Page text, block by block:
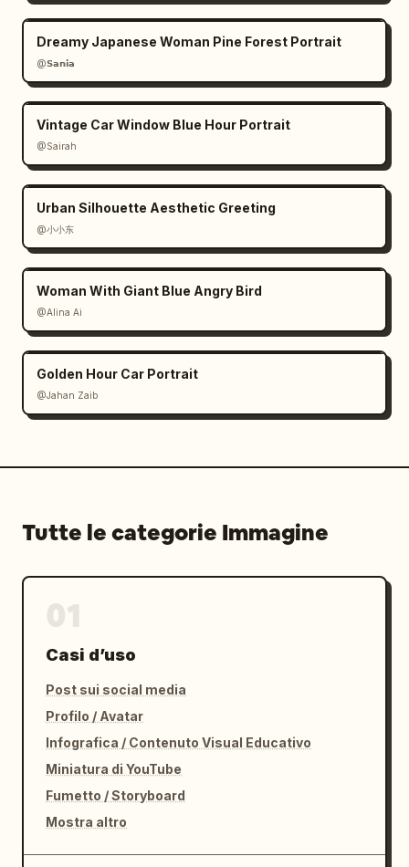
Dreamy Japanese Woman Pine Forest Portrait
@𝗦𝗮𝗻𝗶𝗮
Vintage Car Window Blue Hour Portrait
@Sairah
Urban Silhouette Aesthetic Greeting
@小小东
Woman With Giant Blue Angry Bird
@Alina Ai
Golden Hour Car Portrait
@Jahan Zaib
Tutte le categorie Immagine
Casi d’uso
Post sui social media
Profilo / Avatar
Infografica / Contenuto Visual Educativo
Miniatura di YouTube
Fumetto / Storyboard
Mostra altro